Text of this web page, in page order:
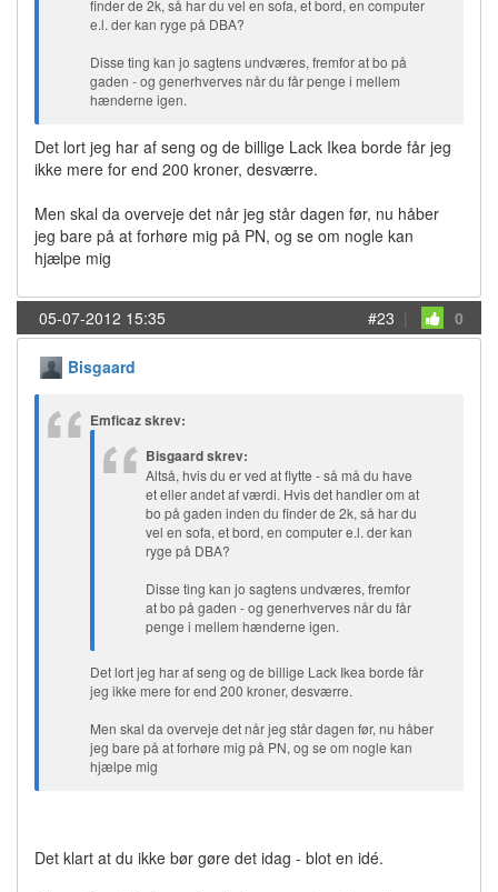
finder de 2k, så har du vel en sofa, et bord, en computer
e.l. der kan ryge på DBA?
Disse ting kan jo sagtens undværes, fremfor at bo på
gaden - og generhverves når du får penge i mellem
hænderne igen.
Det lort jeg har af seng og de billige Lack Ikea borde får jeg
ikke mere for end 200 kroner, desværre.
Men skal da overveje det når jeg står dagen før, nu håber
jeg bare på at forhøre mig på PN, og se om nogle kan
hjælpe mig
05-07-2012 15:35 #23 | 0
Bisgaard
Emficaz skrev:
Bisgaard skrev:
Altså, hvis du er ved at flytte - så må du have
et eller andet af værdi. Hvis det handler om at
bo på gaden inden du finder de 2k, så har du
vel en sofa, et bord, en computer e.l. der kan
ryge på DBA?
Disse ting kan jo sagtens undværes, fremfor
at bo på gaden - og generhverves når du får
penge i mellem hænderne igen.
Det lort jeg har af seng og de billige Lack Ikea borde får
jeg ikke mere for end 200 kroner, desværre.
Men skal da overveje det når jeg står dagen før, nu håber
jeg bare på at forhøre mig på PN, og se om nogle kan
hjælpe mig
Det klart at du ikke bør gøre det idag - blot en idé.